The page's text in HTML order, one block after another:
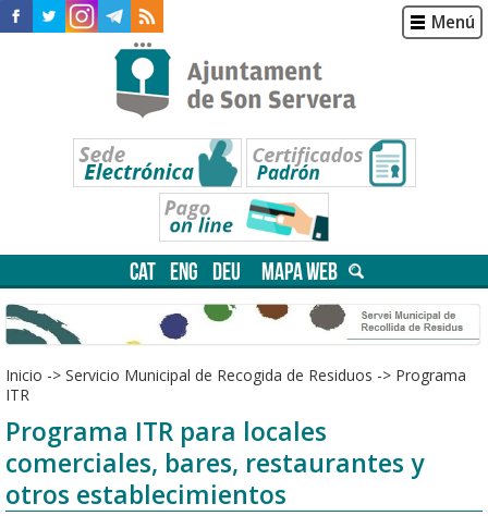
Menú
CAT ENG DEU MAPA WEB
Inicio -> Servicio Municipal de Recogida de Residuos -> Programa
ITR
Programa ITR para locales
comerciales, bares, restaurantes y
otros establecimientos